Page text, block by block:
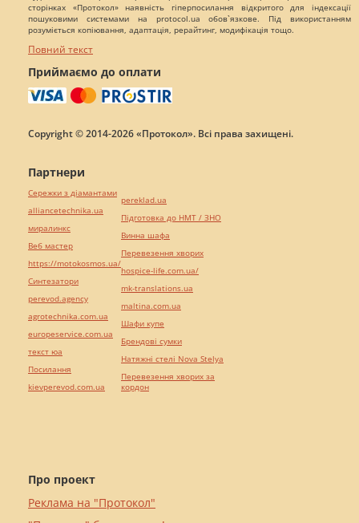
сторінках «Протокол» наявність гіперпосилання відкритого для індексації
пошуковими системами на protocol.ua обов`язкове. Під використанням
розуміється копіювання, адаптація, рерайтинг, модифікація тощо.
Повний текст
Приймаємо до оплати
Copyright © 2014-2026 «Протокол». Всі права захищені.
Про проект
Реклама на "Протокол"
Партнери
Сережки з діамантами
alliancetechnika.ua
миралинкс
Веб мастер
https://motokosmos.ua/
Синтезатори
perevod.agency
agrotechnika.com.ua
europeservice.com.ua
текст юа
Посилання
kievperevod.com.ua
pereklad.ua
Підготовка до НМТ / ЗНО
Винна шафа
Перевезення хворих
hospice-life.com.ua/
mk-translations.ua
maltina.com.ua
Шафи купе
Брендові сумки
Натяжні стелі Nova Stelya
Перевезення хворих за
кордон